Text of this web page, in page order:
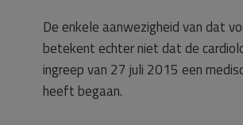
De enkele aanwezigheid van dat
betekent echter niet dat de
ingreep van 27 juli 2015 een
heeft begaan.